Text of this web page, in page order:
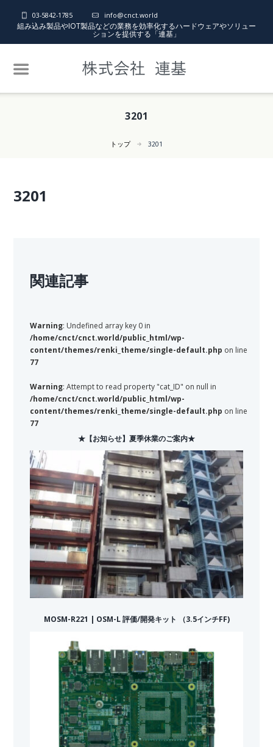
03-5842-1785 info@cnct.world
組み込み製品やIOT製品などの業務を効率化するハードウェアやソリュー
ションを提供する「連基」
3201
トップ 3201
3201
関連記事
Warning: Undefined array key 0 in
/home/cnct/cnct.world/public_html/wp-
content/themes/renki_theme/single-default.php on line
77
Warning: Attempt to read property "cat_ID" on null in
/home/cnct/cnct.world/public_html/wp-
content/themes/renki_theme/single-default.php on line
77
★【お知らせ】夏季休業のご案内★
MOSM-R221 | OSM-L 評価/開発キット （3.5インチFF)